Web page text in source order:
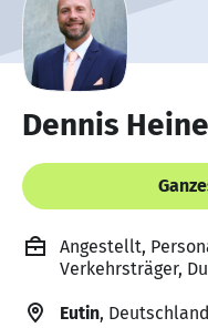
Dennis Heine
Angestellt,
Verkehrsträger,
Eutin, Deutschland